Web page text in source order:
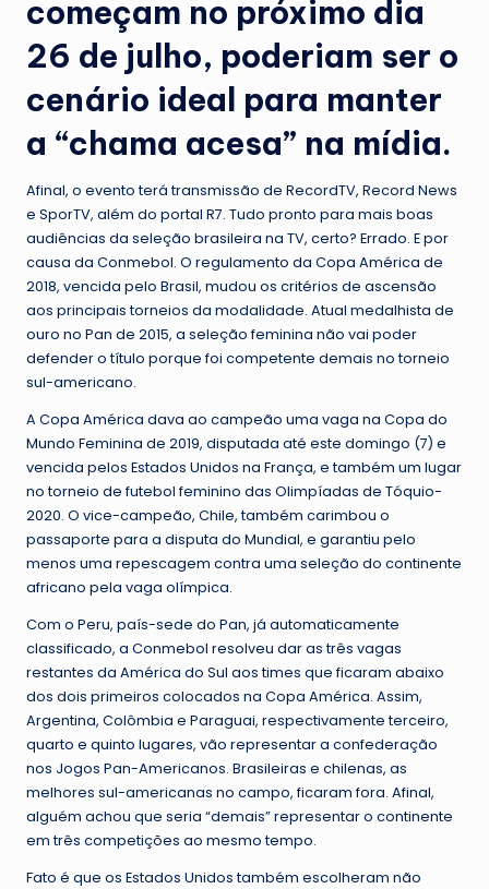
começam no próximo dia
26 de julho, poderiam ser o
cenário ideal para manter
a “chama acesa” na mídia.
Afinal, o evento terá transmissão de RecordTV, Record News
e SporTV, além do portal R7. Tudo pronto para mais boas
audiências da seleção brasileira na TV, certo? Errado. E por
causa da Conmebol. O regulamento da Copa América de
2018, vencida pelo Brasil, mudou os critérios de ascensão
aos principais torneios da modalidade. Atual medalhista de
ouro no Pan de 2015, a seleção feminina não vai poder
defender o título porque foi competente demais no torneio
sul-americano.
A Copa América dava ao campeão uma vaga na Copa do
Mundo Feminina de 2019, disputada até este domingo (7) e
vencida pelos Estados Unidos na França, e também um lugar
no torneio de futebol feminino das Olimpíadas de Tóquio-
2020. O vice-campeão, Chile, também carimbou o
passaporte para a disputa do Mundial, e garantiu pelo
menos uma repescagem contra uma seleção do continente
africano pela vaga olímpica.
Com o Peru, país-sede do Pan, já automaticamente
classificado, a Conmebol resolveu dar as três vagas
restantes da América do Sul aos times que ficaram abaixo
dos dois primeiros colocados na Copa América. Assim,
Argentina, Colômbia e Paraguai, respectivamente terceiro,
quarto e quinto lugares, vão representar a confederação
nos Jogos Pan-Americanos. Brasileiras e chilenas, as
melhores sul-americanas no campo, ficaram fora. Afinal,
alguém achou que seria “demais” representar o continente
em três competições ao mesmo tempo.
Fato é que os Estados Unidos também escolheram não